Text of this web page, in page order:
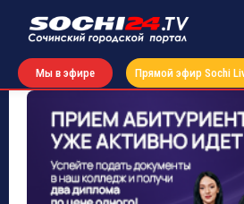
Мы в эфире Прямой эфир Sochi